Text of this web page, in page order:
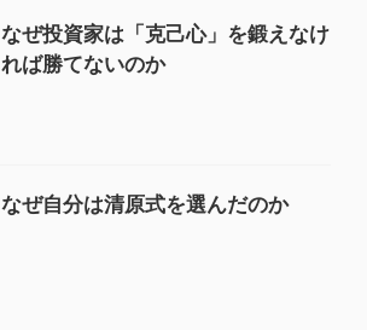
なぜ投資家は「克己心」を鍛えなけ
れば勝てないのか
なぜ自分は清原式を選んだのか